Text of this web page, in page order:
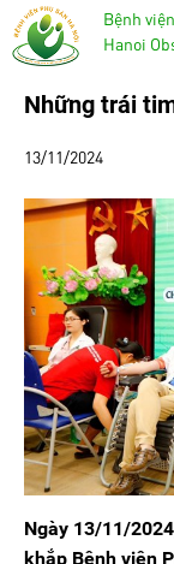
Bệnh
Hanoi
Những trái
13/11/2024
Ngày 13/11/
khắp Bệnh viện